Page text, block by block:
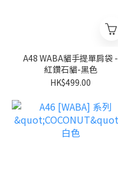
A48 WABA貓手提單肩袋 -
紅鑽石貓-黑色
HK$499.00